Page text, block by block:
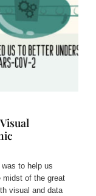
to help us
midst of the great
visual and data